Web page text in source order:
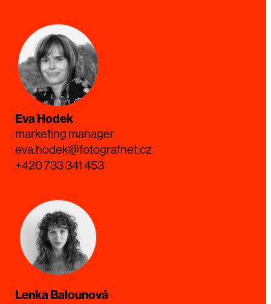
Eva Hodek
marketing manager
eva.hodek@fotografnet.cz
+420 733 341 453
Lenka Balounová